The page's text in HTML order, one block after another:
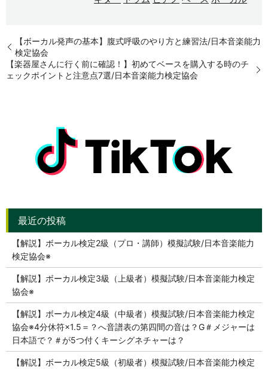
【ボーカル発声の基本】腹式呼吸のやり方と練習法/日本音楽能力
検定協会
【楽器屋さんに行く前に確認！】初めてベースを購入する時のチ
ェックポイントと注意点7選/日本音楽能力検定協会
【解説】ボーカル検定2級（プロ・講師）模擬試験/日本音楽能力
検定協会※
【解説】ボーカル検定3級（上級者）模擬試験/日本音楽能力検定
協会※
【解説】ボーカル検定4級（中級者）模擬試験/日本音楽能力検定
協会※4分休符×1.5＝？へ音譜表の第四間の音は？G＃メジャーは
日本語で？＃が5つ付くキーシグネチャーは？
【解説】ボーカル検定5級（初級者）模擬試験/日本音楽能力検定